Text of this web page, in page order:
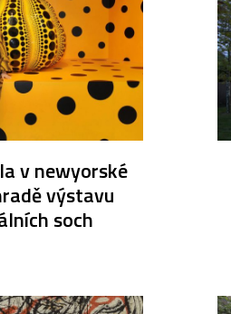
v newyorské
výstavu
soch